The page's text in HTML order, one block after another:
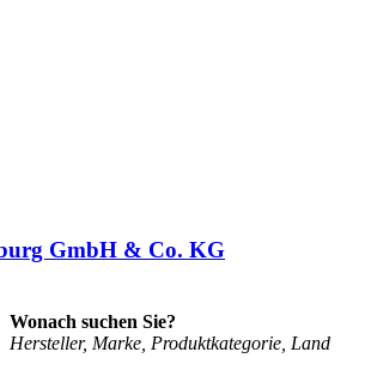
GmbH & Co. KG
Wonach suchen Sie?
Her­stel­ler, Mar­ke, Pro­dukt­ka­te­go­rie, Land